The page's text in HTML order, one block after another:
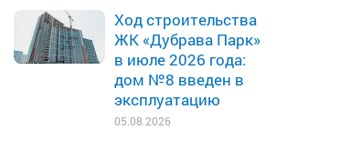
Ход строительства
ЖК «Дубрава Парк»
в июле 2026 года:
дом №8 введен в
эксплуатацию
05.08.2026